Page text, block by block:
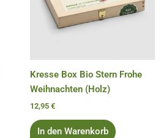
Kresse Box Bio Stern Frohe
Weihnachten (Holz)
12,95 €
In den Warenkorb